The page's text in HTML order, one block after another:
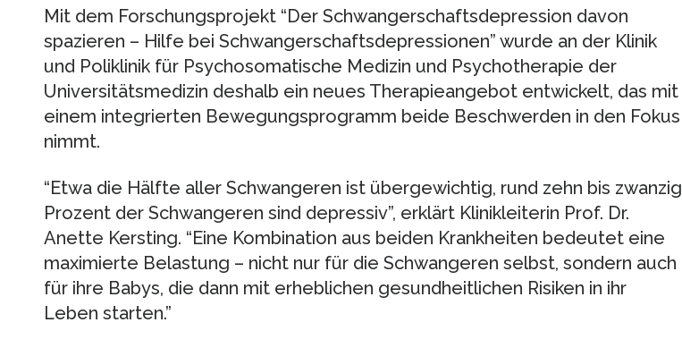
Mit dem Forschungsprojekt “Der Schwangerschaftsdepression davon
spazieren – Hilfe bei Schwangerschaftsdepressionen” wurde an der Klinik
und Poliklinik für Psychosomatische Medizin und Psychotherapie der
Universitätsmedizin deshalb ein neues Therapieangebot entwickelt, das mit
einem integrierten Bewegungsprogramm beide Beschwerden in den Fokus
nimmt.
“Etwa die Hälfte aller Schwangeren ist übergewichtig, rund zehn bis zwanzig
Prozent der Schwangeren sind depressiv”, erklärt Klinikleiterin Prof. Dr.
Anette Kersting. “Eine Kombination aus beiden Krankheiten bedeutet eine
maximierte Belastung – nicht nur für die Schwangeren selbst, sondern auch
für ihre Babys, die dann mit erheblichen gesundheitlichen Risiken in ihr
Leben starten.”